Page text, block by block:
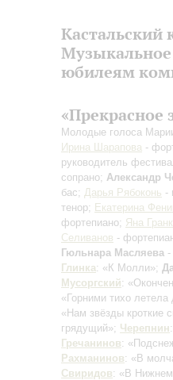
Кастальский
юбилеям
«Прекрасное
Молодые голоса
Ирина Шарапова -
руководитель
сопрано; Александр
бас; Дарья Рябоконь -
тенор; Екатерина
фортепиано; Яна
Селиванов -
Гюльнара Масляева
Глинка: «К Молли»;
Мусоргский:
«Горними тихо
«Нам звёзды кроткие
грядущий»; Черепнин
Гречанинов:
Рахманинов: «В
Свиридов: «В Нижнем